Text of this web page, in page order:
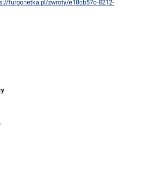
furgonetka.pl/zwroty/e18cb57c-8212-